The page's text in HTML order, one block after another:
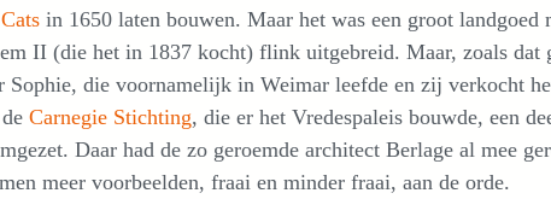
in 1650 laten bouwen. Maar het was een groot landgoed
II (die het in 1837 kocht) flink uitgebreid. Maar, zoals dat
Sophie, die voornamelijk in Weimar leefde en zij verkocht
Carnegie Stichting, die er het Vredespaleis bouwde, een
Daar had de zo geroemde architect Berlage al mee
meer voorbeelden, fraai en minder fraai, aan de orde.